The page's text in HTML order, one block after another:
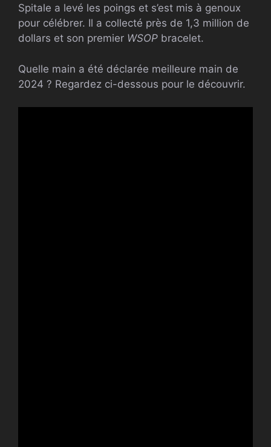
Spitale a levé les poings et s’est mis à genoux
pour célébrer. Il a collecté près de 1,3 million de
dollars et son premier WSOP bracelet.
Quelle main a été déclarée meilleure main de
2024 ? Regardez ci-dessous pour le découvrir.